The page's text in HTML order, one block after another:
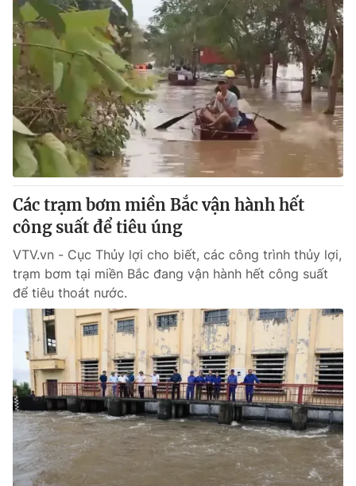
THỜI BÁO VTV
Theo dõi báo trên
Cơ quan chủ quản:Đài Truyền hình Việt Nam
Cơ quan báo chí:Thời báo VTV
Giấy phép hoạt động báo in và báo điện tử số 483/GP-BTTTT
cấp ngày 29/12/2023
Tổng Biên tập:Vũ Thanh Thủy
Phó Tổng Biên tập:Nguyễn Thị Mỹ Hạnh, Phạm Quốc Thắng,
Nguyễn Trọng Ninh
024.38 355 931 - 024.38 355 932
Ðiện thoại Thời báo VTV: 024.66 897 897
Email:toasoan@vtv.vn
Liên hệ quảng cáo:024-7300.7108
Các trạm bơm miền Bắc vận hành hết
công suất để tiêu úng
VTV.vn - Cục Thủy lợi cho biết, các công trình thủy lợi,
trạm bơm tại miền Bắc đang vận hành hết công suất
để tiêu thoát nước.